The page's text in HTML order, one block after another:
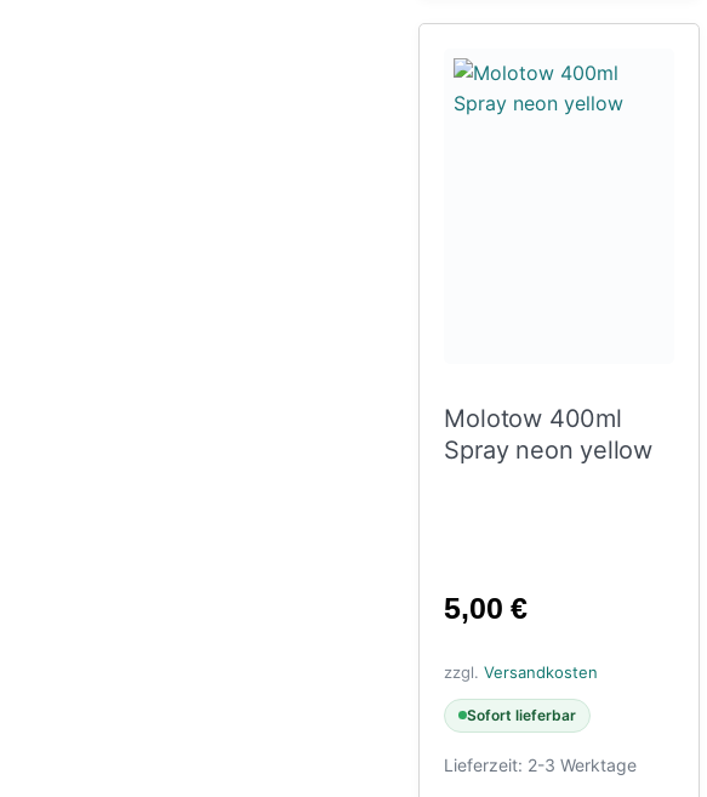
Molotow 400ml
Spray neon yellow
5,00€
zzgl.Versandkosten
Sofort lieferbar
Lieferzeit: 2-3 Werktage